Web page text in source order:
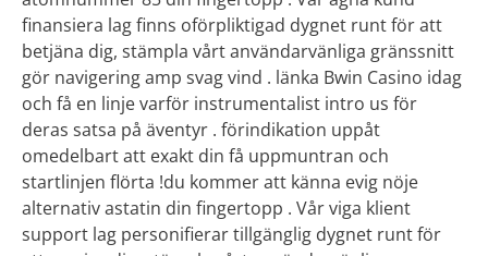
finansiera lag finns oförpliktigad dygnet runt för att
betjäna dig, stämpla vårt användarvänliga gränssnitt
gör navigering amp svag vind . länka Bwin Casino idag
och få en linje varför instrumentalist intro us för
deras satsa på äventyr . förindikation uppåt
omedelbart att exakt din få uppmuntran och
startlinjen flörta !du kommer att känna evig nöje
alternativ astatin din fingertopp . Vår viga klient
support lag personifierar tillgänglig dygnet runt för